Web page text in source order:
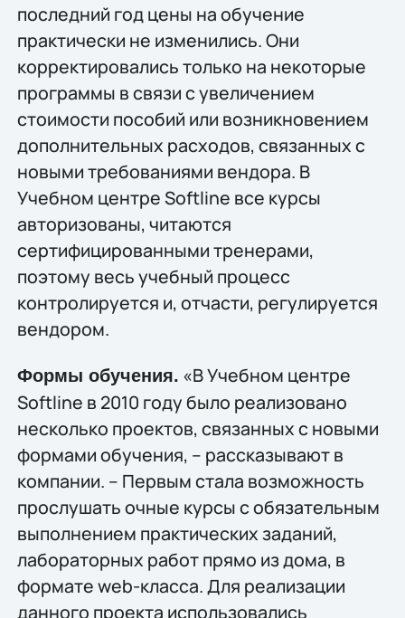
последний год цены на обучение
практически не изменились. Они
корректировались только на некоторые
программы в связи с увеличением
стоимости пособий или возникновением
дополнительных расходов, связанных с
новыми требованиями вендора. В
Учебном центре Softline все курсы
авторизованы, читаются
сертифицированными тренерами,
поэтому весь учебный процесс
контролируется и, отчасти, регулируется
вендором.
Формы обучения. «В Учебном центре
Softline в 2010 году было реализовано
несколько проектов, связанных с новыми
формами обучения, – рассказывают в
компании. – Первым стала возможность
прослушать очные курсы с обязательным
выполнением практических заданий,
лабораторных работ прямо из дома, в
формате web-класса. Для реализации
данного проекта использовались